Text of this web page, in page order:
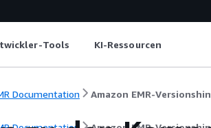
Tools KI-Ressourcen
Documentation Amazon EMR-